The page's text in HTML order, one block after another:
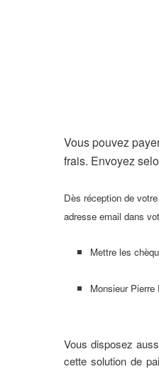
Vous pouvez
frais. Envoyez
Dès réception de
adresse email dans
Mettre les
Monsieur Pierre
Vous disposez
cette solution de